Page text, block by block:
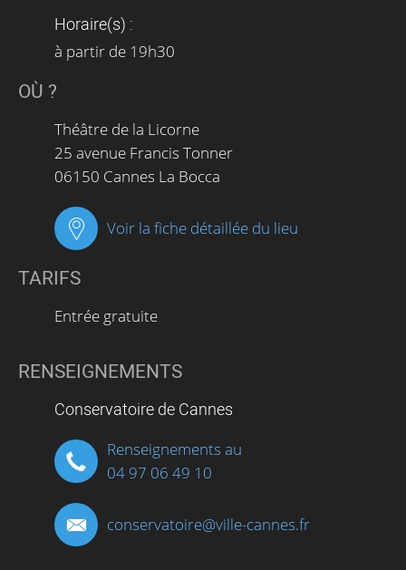
Horaire(s) :
à partir de 19h30
OÙ ?
Théâtre de la Licorne
25 avenue Francis Tonner
06150 Cannes La Bocca
Voir la fiche détaillée du lieu
TARIFS
Entrée gratuite
RENSEIGNEMENTS
Conservatoire de Cannes
Renseignements au
04 97 06 49 10
conservatoire@ville-cannes.fr